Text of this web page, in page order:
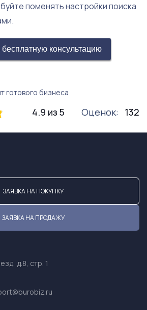
поменять настройки поиска
бесплатную консультацию
готового бизнеса
4.9 из 5 Оценок: 132
ЗАЯВКА НА ПОКУПКУ
ЗАЯВКА НА ПРОДАЖУ
д.8, стр. 1